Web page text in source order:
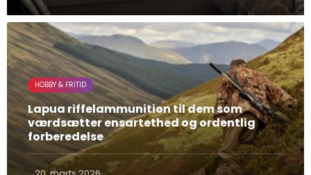
HOBBY & FRITID
Lapua riffelammunition til dem som
værdsætter ensartethed og ordentlig
forberedelse